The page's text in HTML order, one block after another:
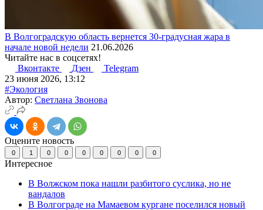
В Волгоградскую область вернется 30-градусная жара в
начале новой недели 21.06.2026
Читайте нас в соцсетях!
Вконтакте
Дзен
Telegram
23 июня 2026, 13:12
#Экология
Автор: Светлана Звонова
Оцените новость
0 1 0 0 0 0 0 0 0
Интересное
В Волжском пока нашли разбитого суслика, но не
вандалов
В Волгограде на Мамаевом кургане поселился новый